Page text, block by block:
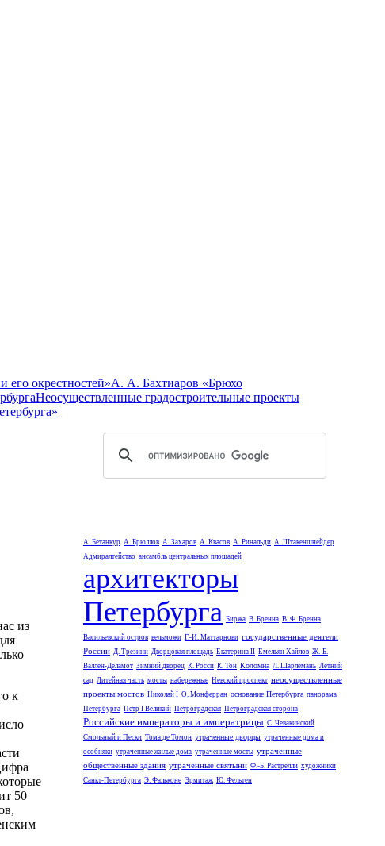
окрестностей»А. А. Бахтиаров «Брюхо
Неосуществленные градостроительные проекты
из
к
50
А. Бетанкур А. Брюллов А. Захаров А. Квасов А. Ринальди А. Штакеншнейдер
Адмиралтейство ансамбль центральных площадей
архитекторы
Петербурга Биржа В. Бренна В. Ф. Бренна
Васильевский остров вельможи Г.-И. Маттарнови государственные деятели
России Д. Трезини Дворцовая площадь Екатерина II Емельян Хайлов Ж.-Б.
Валлен-Деламот Зимний дворец К. Росси К. Тон Коломна Л. Шарлемань Летний
сад Литейная часть мосты набережные Невский проспект неосуществленные
проекты мостов Николай I О. Монферран основание Петербурга панорама
Петербурга Петр I Великий Петроградская Петроградская сторона
Российские императоры и императрицы С. Чевакинский
Смольный и Пески Тома де Томон утраченные дворцы утраченные дома и
особняки утраченные жилые дома утраченные мосты утраченные
общественные здания утраченные святыни Ф.-Б. Растрелли художники
Санкт-Петербурга Э. Фальконе Эрмитаж Ю. Фельтен